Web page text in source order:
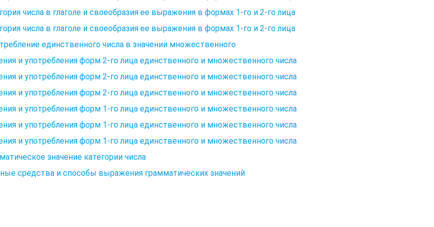
числа в глаголе и своеобразия ее выражения в формах 1-го и 2-го лица
числа в глаголе и своеобразия ее выражения в формах 1-го и 2-го лица
единственного числа в значении множественного
и употребления форм 2-го лица единственного и множественного числа
и употребления форм 2-го лица единственного и множественного числа
и употребления форм 2-го лица единственного и множественного числа
и употребления форм 1-го лица единственного и множественного числа
и употребления форм 1-го лица единственного и множественного числа
и употребления форм 1-го лица единственного и множественного числа
значение категории числа
средства и способы выражения грамматических значений